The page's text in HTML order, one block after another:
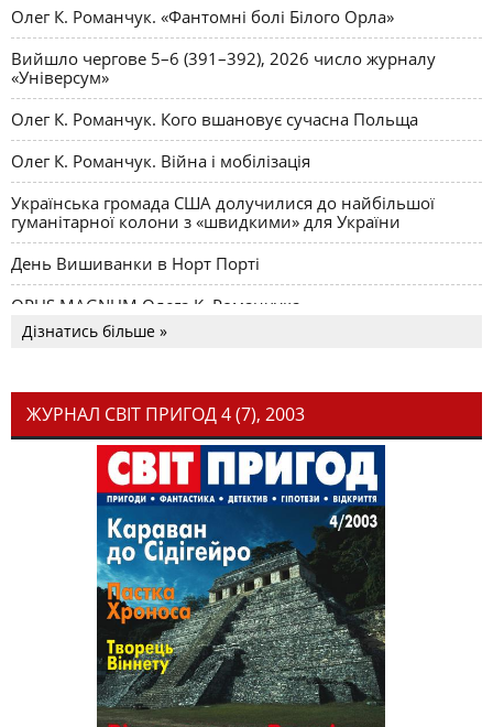
Олег К. Романчук. «Фантомні болі Білого Орла»
Вийшло чергове 5–6 (391–392), 2026 число журналу
«Універсум»
Олег К. Романчук. Кого вшановує сучасна Польща
Олег К. Романчук. Війна і мобілізація
Українська громада США долучилися до найбільшої
гуманітарної колони з «швидкими» для України
День Вишиванки в Норт Порті
OPUS MAGNUM Олега К. Романчука
Дізнатись більше »
ЖУРНАЛ СВІТ ПРИГОД 4 (7), 2003